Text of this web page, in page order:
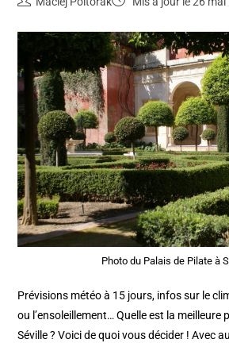
Photo du Palais de Pilate à
Prévisions météo à 15 jours, infos sur le
ou l’ensoleillement… Quelle est la meilleure
Séville ? Voici de quoi vous décider ! Avec